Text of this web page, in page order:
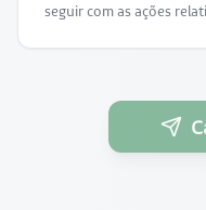
seguir com as ações